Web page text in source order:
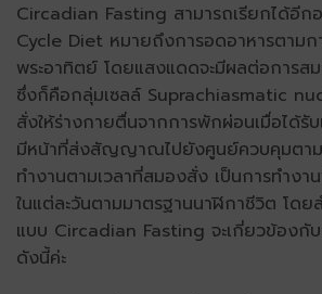
Circadian Fasting สามารถเรียกได้อีก
Cycle Diet หมายถึงการอดอาหารตาม
พระอาทิตย์ โดยแสงแดดจะมีผลต่อการส
ซึ่งก็คือกลุ่มเซลล์ Suprachiasmatic
สั่งให้ร่างกายตื่นจากการพักผ่อนเมื่อได้รั
มีหน้าที่ส่งสัญญาณไปยังศูนย์ควบคุมตาม
ทำงานตามเวลาที่สมองสั่ง เป็นการทำง
ในแต่ละวันตามมาตรฐานนาฬิกาชีวิต โด
แบบ Circadian Fasting จะเกี่ยวข้องกั
ดังนี้ค่ะ